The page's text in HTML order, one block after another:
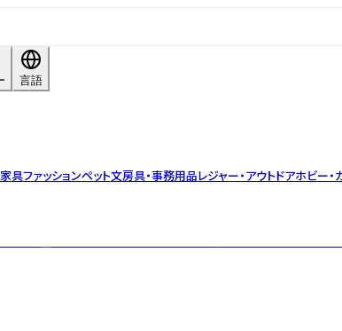
言語
具ファッションペット文房具・事務用品レジャー・アウトドアホビー・